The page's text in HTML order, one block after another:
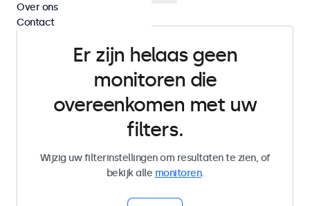
Er zijn helaas geen
monitoren die
overeenkomen met uw
filters.
Wijzig uw filterinstellingen om resultaten te zien, of
bekijk alle monitoren.
Over ons
Contact